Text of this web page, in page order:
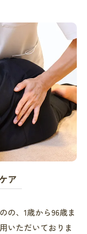
ア
の、1歳から96歳ま
いただいておりま